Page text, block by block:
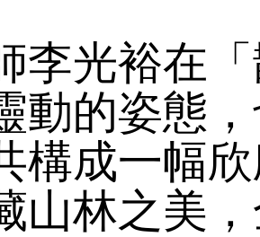
李光裕在
動的姿態
構成一幅
山林之美